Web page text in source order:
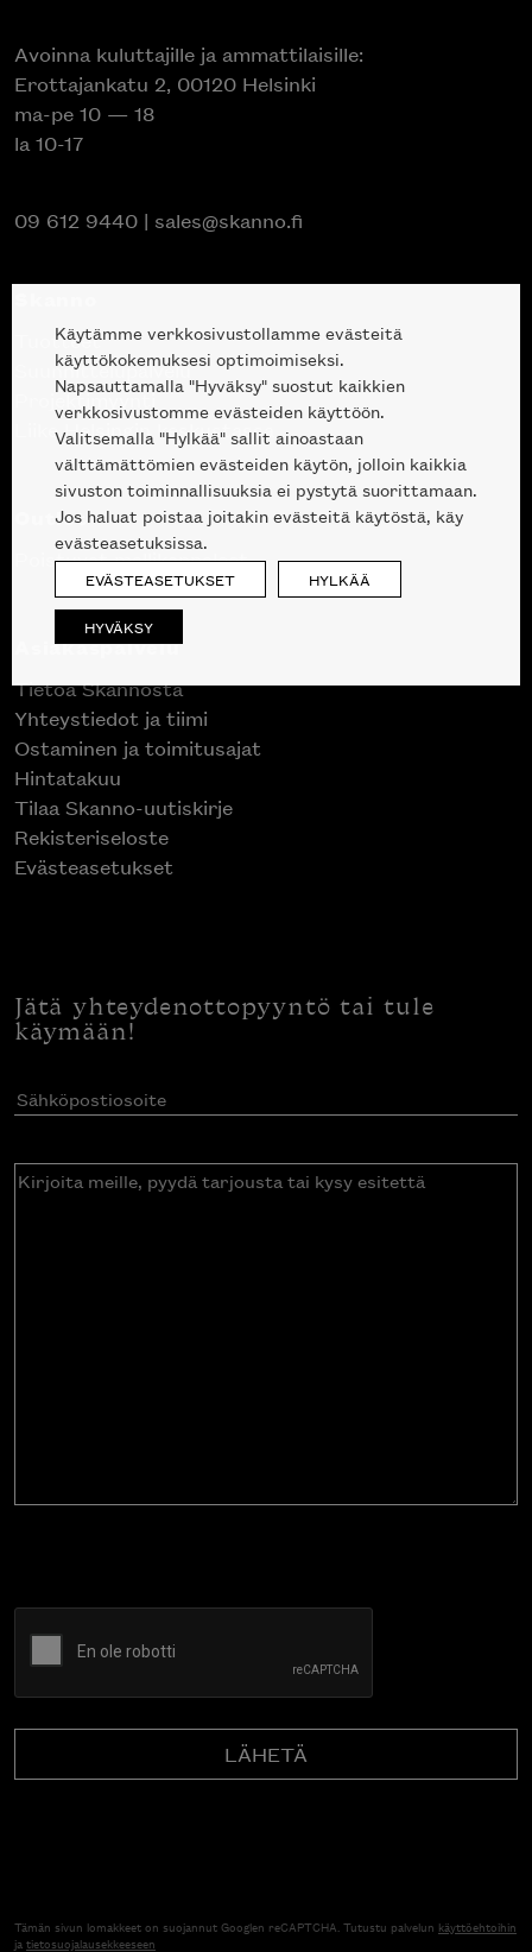
Avoinna kuluttajille ja ammattilaisille:
Erottajankatu 2, 00120 Helsinki
ma-pe 10 — 18
la 10-17
09 612 9440 | sales@skanno.fi
Tuotteet
Suunnittelupalvelu
Projektimyynti
Liike Helsingin keskustassa
Outlet
Poistuvat mallikappaleet
Asiakaspalvelu
Tietoa Skannosta
Yhteystiedot ja tiimi
Ostaminen ja toimitusajat
Hintatakuu
Tilaa Skanno-uutiskirje
Rekisteriseloste
Evästeasetukset
Jätä yhteydenottopyyntö tai tule
käymään!
Sähköpostiosoite(Pakollinen)
Kirjoita
Tämän sivun lomakkeet on suojannut Googlen reCAPTCHA. Tutustu palvelun käyttöehtoihin
jatietosuojalausekkeeseen
Käytämme verkkosivustollamme evästeitä
käyttökokemuksesi optimoimiseksi.
Napsauttamalla "Hyväksy" suostut kaikkien
verkkosivustomme evästeiden käyttöön.
Valitsemalla "Hylkää" sallit ainoastaan
välttämättömien evästeiden käytön, jolloin kaikkia
sivuston toiminnallisuuksia ei pystytä suorittamaan.
Jos haluat poistaa joitakin evästeitä käytöstä, käy
evästeasetuksissa.
EVÄSTEASETUKSET HYLKÄÄ
HYVÄKSY